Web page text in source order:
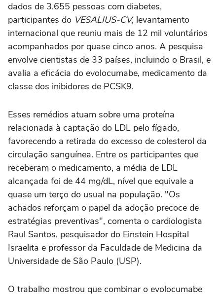
dados de 3.655 pessoas com diabetes,
participantes do VESALIUS-CV, levantamento
internacional que reuniu mais de 12 mil voluntários
acompanhados por quase cinco anos. A pesquisa
envolve cientistas de 33 países, incluindo o Brasil, e
avalia a eficácia do evolocumabe, medicamento da
classe dos inibidores de PCSK9.
Esses remédios atuam sobre uma proteína
relacionada à captação do LDL pelo fígado,
favorecendo a retirada do excesso de colesterol da
circulação sanguínea. Entre os participantes que
receberam o medicamento, a média de LDL
alcançada foi de 44 mg/dL, nível que equivale a
quase um terço do usual na população. "Os
achados reforçam o papel da adoção precoce de
estratégias preventivas", comenta o cardiologista
Raul Santos, pesquisador do Einstein Hospital
Israelita e professor da Faculdade de Medicina da
Universidade de São Paulo (USP).
O trabalho mostrou que combinar o evolocumabe